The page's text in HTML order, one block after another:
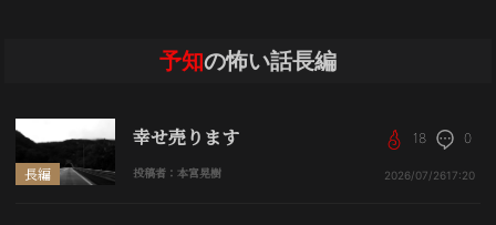
予知の怖い話長編
長編
幸せ売ります
投稿者：本宮晃樹
18 0
2026/07/2617:20